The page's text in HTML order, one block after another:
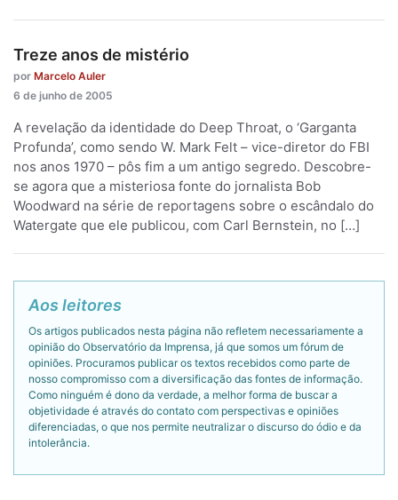
Treze anos de mistério
por Marcelo Auler
6 de junho de 2005
A revelação da identidade do Deep Throat, o ‘Garganta
Profunda’, como sendo W. Mark Felt – vice-diretor do FBI
nos anos 1970 – pôs fim a um antigo segredo. Descobre-
se agora que a misteriosa fonte do jornalista Bob
Woodward na série de reportagens sobre o escândalo do
Watergate que ele publicou, com Carl Bernstein, no […]
Aos leitores
Os artigos publicados nesta página não refletem necessariamente a
opinião do Observatório da Imprensa, já que somos um fórum de
opiniões. Procuramos publicar os textos recebidos como parte de
nosso compromisso com a diversificação das fontes de informação.
Como ninguém é dono da verdade, a melhor forma de buscar a
objetividade é através do contato com perspectivas e opiniões
diferenciadas, o que nos permite neutralizar o discurso do ódio e da
intolerância.